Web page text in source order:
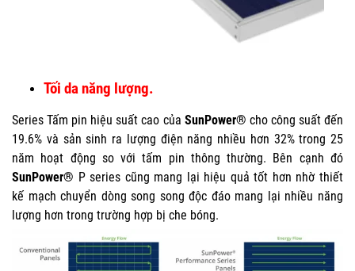
Tối da năng lượng.
Series Tấm pin hiệu suất cao của SunPower® cho công suất đến
19.6% và sản sinh ra lượng điện năng nhiều hơn 32% trong 25
năm hoạt động so với tấm pin thông thường. Bên cạnh đó
SunPower® P series cũng mang lại hiệu quả tốt hơn nhờ thiết
kế mạch chuyển dòng song song độc đáo mang lại nhiều năng
lượng hơn trong trường hợp bị che bóng.